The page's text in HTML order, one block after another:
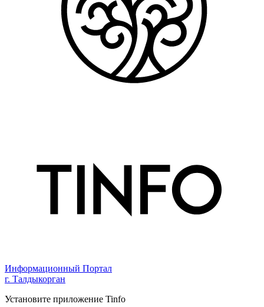
Информационный Портал
г. Талдыкорган
Установите приложение Tinfo